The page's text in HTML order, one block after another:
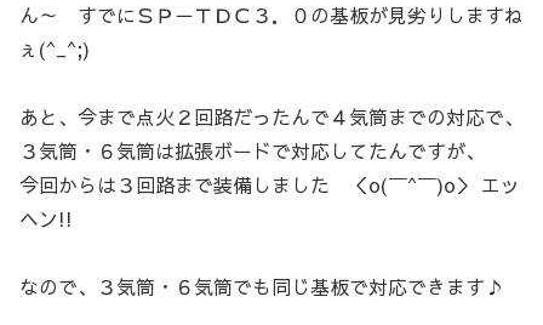
ん～ すでにＳＰ－ＴＤＣ３．０の基板が見劣りしますね
ぇ(^_^;)
あと、今まで点火２回路だったんで４気筒までの対応で、
３気筒・６気筒は拡張ボードで対応してたんですが、
今回からは３回路まで装備しました ＜o(￣^￣)o＞ エッ
ヘン!!
なので、３気筒・６気筒でも同じ基板で対応できます♪